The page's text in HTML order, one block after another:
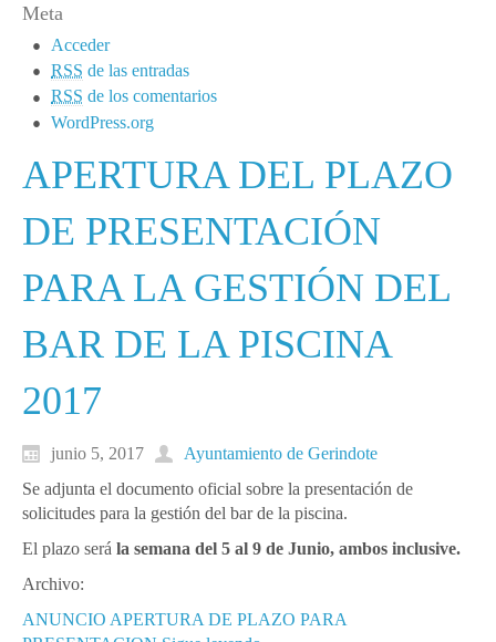
Meta
Acceder
RSS de las entradas
RSS de los comentarios
WordPress.org
APERTURA DEL PLAZO
DE PRESENTACIÓN
PARA LA GESTIÓN DEL
BAR DE LA PISCINA
2017
junio 5, 2017
Ayuntamiento de Gerindote
Se adjunta el documento oficial sobre la presentación de
solicitudes para la gestión del bar de la piscina.
El plazo será la semana del 5 al 9 de Junio, ambos inclusive.
Archivo:
ANUNCIO APERTURA DE PLAZO PARA